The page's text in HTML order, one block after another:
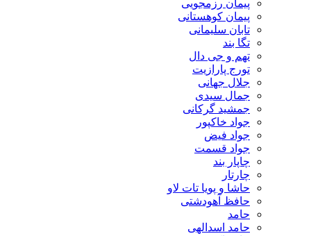
پیمان رزمجویی
پیمان کوهستانی
تابان سلیمانی
تگا بند
تهم و جی دال
تورج پارازیت
جلال جهانی
جمال سیدی
جمشید گرکانی
جواد خاکپور
جواد فیض
جواد قسمت
چاپار بند
چارتار
حاشا و پویا تات لاو
حافظ آهودشتی
حامد
حامد اسدالهی